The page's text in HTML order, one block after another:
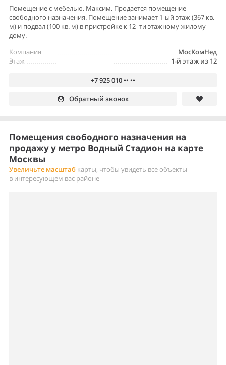
Помещение с мебелью. Максим. Продается помещение
свободного назначения. Помещение занимает 1-ый этаж (367 кв.
м) и подвал (100 кв. м) в пристройке к 12 -ти этажному жилому
дому.
МосКомНед
Компания
1-й этаж из 12
Этаж
+7 925 010 •• ••
Обратный звонок
Помещения свободного назначения на
продажу у метро Водный Стадион на карте
Москвы
Увеличьте масштаб карты, чтобы увидеть все объекты
в интересующем вас районе